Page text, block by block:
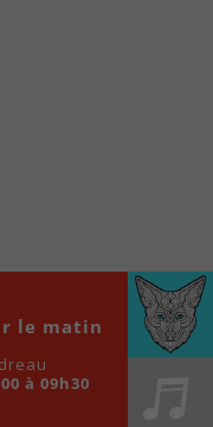
en un clic!
00:00
le matin
à 09h30